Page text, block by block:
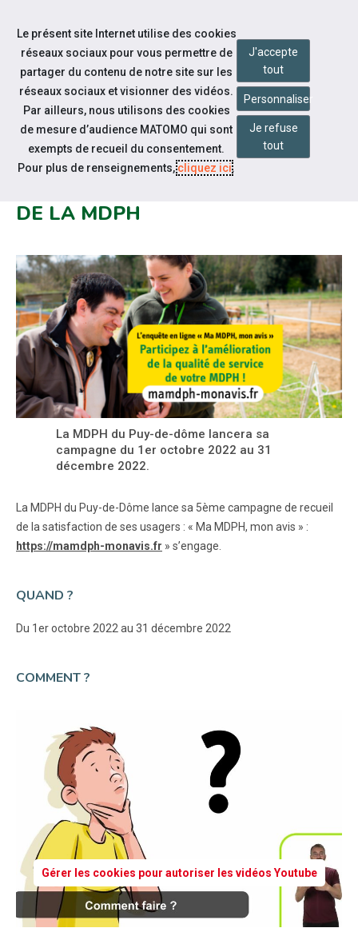
Aller au contenu
Notre actualité
5ÈME CAMPAGNE DE RECUEIL DE
DE LA MDPH
La MDPH du Puy-de-dôme lancera sa
campagne du 1er octobre 2022 au 31
décembre 2022.
La MDPH du Puy-de-Dôme lance sa 5ème campagne de recueil
de la satisfaction de ses usagers : « Ma MDPH, mon avis » :
https://mamdph-monavis.fr » s’engage.
QUAND ?
Du 1er octobre 2022 au 31 décembre 2022
COMMENT ?
Gérer les cookies pour autoriser les vidéos Youtube
Le présent site Internet utilise des cookies
réseaux sociaux pour vous permettre de
partager du contenu de notre site sur les
réseaux sociaux et visionner des vidéos.
Par ailleurs, nous utilisons des cookies
de mesure d’audience MATOMO qui sont
exempts de recueil du consentement.
Pour plus de renseignements,cliquez ici.
J'accepte
tout
Personnaliser
Je refuse
tout